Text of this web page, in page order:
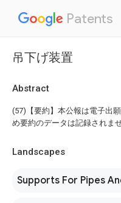
Patents
吊下げ装置
Abstract
(57)【要約】本公報は電子出
め要約のデータは記録されませ
Landscapes
Supports For Pipes